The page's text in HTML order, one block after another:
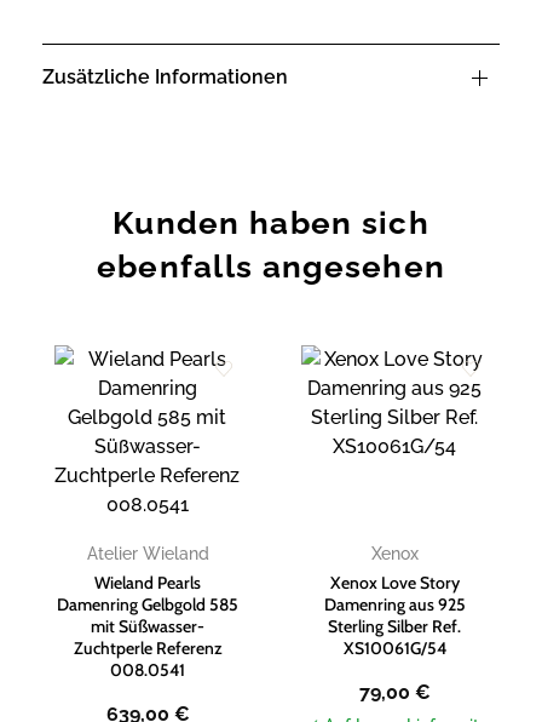
Zusätzliche Informationen
Kunden haben sich
ebenfalls angesehen
Wunschliste
hinzufügen
Atelier Wieland
Wieland Pearls
Damenring Gelbgold 585
mit Süßwasser-
Zuchtperle Referenz
008.0541
639,00 €
Zur
Wunschliste
hinzufügen
Xenox
Xenox Love Story
Damenring aus 925
Sterling Silber Ref.
XS10061G/54
79,00 €